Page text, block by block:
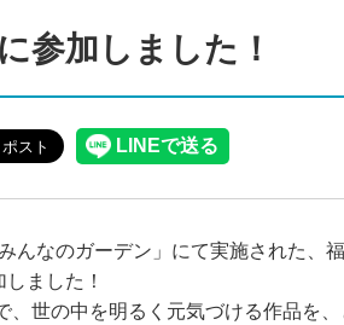
参加しました！
んなのガーデン」にて実施された、
ました！
世の中を明るく元気づける作品を